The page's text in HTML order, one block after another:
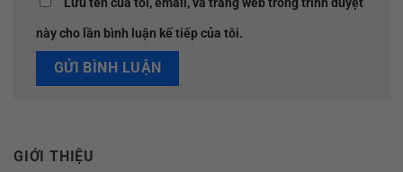
này cho lần bình luận kế tiếp của tôi.
GIỚI THIỆU